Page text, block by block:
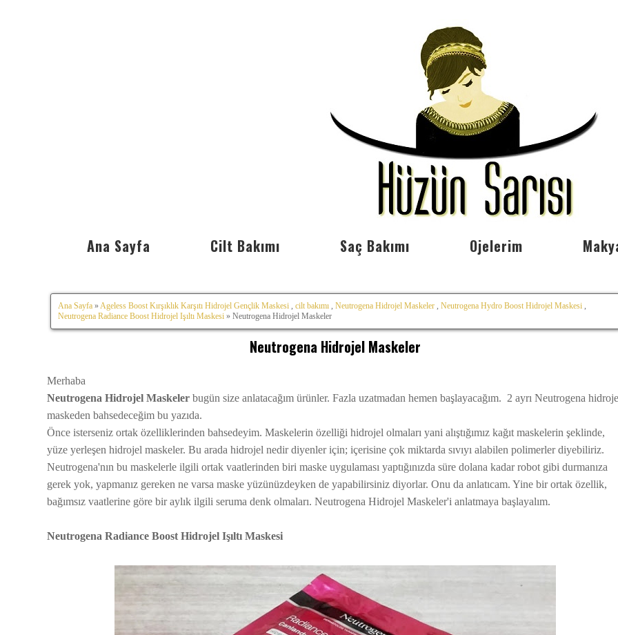
Ana Sayfa Cilt Bakımı Saç Bakımı Ojelerim
Ana Sayfa »Ageless Boost Kırşıklık Karşıtı Hidrojel Gençlik Maskesi , cilt bakımı , Neutrogena Hidrojel Maskeler , Neutrogena Hydro Boost Hidrojel Maskesi ,
Neutrogena Radiance Boost Hidrojel Işıltı Maskesi » Neutrogena Hidrojel Maskeler
Neutrogena Hidrojel Maskeler
Merhaba
Neutrogena Hidrojel Maskeler bugün size anlatacağım ürünler. Fazla uzatmadan hemen başlayacağım. 2 ayrı Neutrogena
maskeden bahsedeceğim bu yazıda.
Önce isterseniz ortak özelliklerinden bahsedeyim. Maskelerin özelliği hidrojel olmaları yani alıştığımız kağıt maskelerin şeklinde,
yüze yerleşen hidrojel maskeler. Bu arada hidrojel nedir diyenler için; içerisine çok miktarda sıvıyı alabilen polimerler diyebiliriz.
Neutrogena'nın bu maskelerle ilgili ortak vaatlerinden biri maske uygulaması yaptığınızda süre dolana kadar robot gibi durmanıza
gerek yok, yapmanız gereken ne varsa maske yüzünüzdeyken de yapabilirsiniz diyorlar. Onu da anlatıcam. Yine bir ortak özellik,
bağımsız vaatlerine göre bir aylık ilgili seruma denk olmaları. Neutrogena Hidrojel Maskeler'i anlatmaya başlayalım.
Neutrogena Radiance Boost Hidrojel Işıltı Maskesi